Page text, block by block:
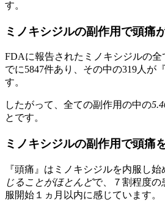
す。
ミノキシジルの副作用で頭痛
FDAに報告されたミノキシジルの全
でに5847件あり、その中の319人が
す。
したがって、全ての副作用の中の
とです。
ミノキシジルの副作用で頭痛
『頭痛』はミノキシジルを内服し始
じることがほとんどで、７割程度の
服開始１ヵ月以内に感じています。